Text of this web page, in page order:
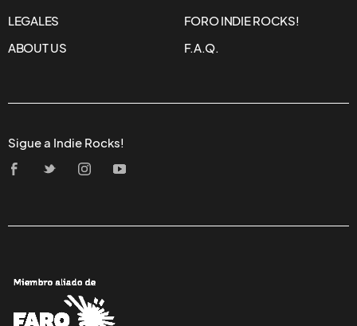
LEGALES
FORO INDIE ROCKS!
ABOUT US
F.A.Q.
Sigue a Indie Rocks!